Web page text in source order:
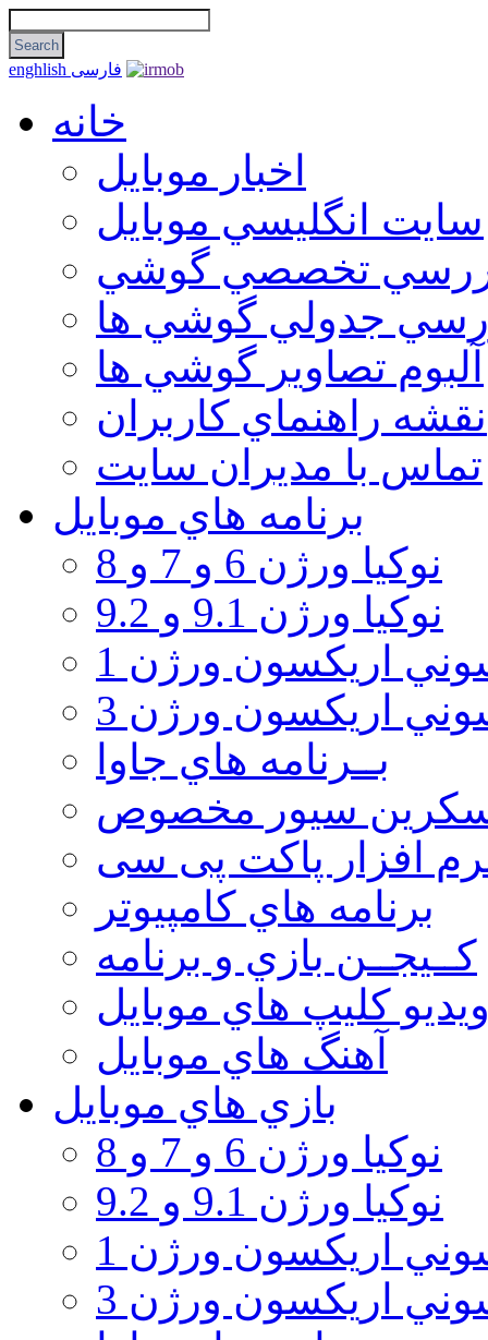
enghlish فارسی
خانه
اخبار موبایل
سايت انگليسي موبايل
تخصصي گوشي
جدولي گوشي ها
آلبوم تصاوير گوشي ها
نقشه راهنماي كاربران
تماس با مديران سايت
برنامه هاي موبايل
نوکیا ورژن 6 و 7 و 8
نوکیا ورژن 9.1 و 9.2
اريكسون ورژن 1
اريكسون ورژن 3
بــرنامه هاي جاوا
سيور مخصوص
افزار پاکت پی سی
برنامه هاي كامپيوتر
كــيجــن بازي و برنامه
كليپ هاي موبايل
آهنگ هاي موبايل
بازي هاي موبايل
نوكيا ورژن 6 و 7 و 8
نوكيا ورژن 9.1 و 9.2
اريكسون ورژن 1
اريكسون ورژن 3